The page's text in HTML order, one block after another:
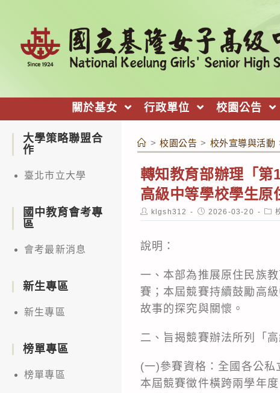
關於基女 行政單位 校園公告
> 校園公告 > 校外宣導與活動
轉知教育部辦理「
高級中等學校學生原
Post
author:
klgsh312
Post
published:
2026-03-20
說明：
一、本部為推展原住民族
賽；本屆競賽持續鼓勵高
故事的探究與關懷。
二、旨揭競賽辦法所列「
(一)參賽資格：全國各公
本屆競賽徵件橫跨兩學年
大學策略聯盟合
作
臺北市立大學
國中教育會考專
區
會考最新消息
新生專區
新生專區
榜單專區
榜單專區